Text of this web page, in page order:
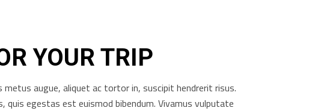
YOUR TRIP
augue, aliquet ac tortor in, suscipit hendrerit risus.
egestas est euismod bibendum. Vivamus vulputate